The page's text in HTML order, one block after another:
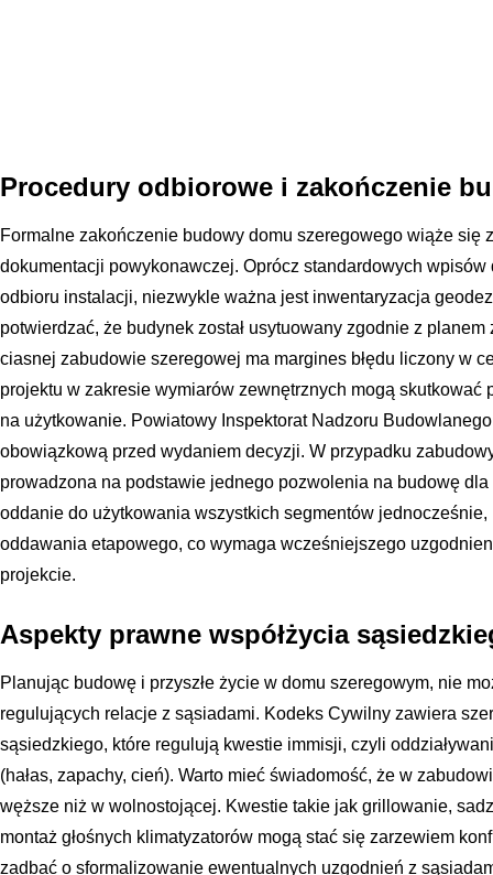
Procedury odbiorowe i zakończenie
Formalne zakończenie budowy domu szeregowego wiąże się
dokumentacji powykonawczej. Oprócz standardowych wpisów
odbioru instalacji, niezwykle ważna jest inwentaryzacja
potwierdzać, że budynek został usytuowany zgodnie z
ciasnej zabudowie szeregowej ma margines błędu liczony w
projektu w zakresie wymiarów zewnętrznych mogą
na użytkowanie. Powiatowy Inspektorat Nadzoru
obowiązkową przed wydaniem decyzji. W przypadku
prowadzona na podstawie jednego pozwolenia na budowę dla
oddanie do użytkowania wszystkich segmentów
oddawania etapowego, co wymaga wcześniejszego
projekcie.
Aspekty prawne współżycia
Planując budowę i przyszłe życie w domu szeregowym, nie
regulujących relacje z sąsiadami. Kodeks Cywilny zawiera
sąsiedzkiego, które regulują kwestie immisji, czyli
(hałas, zapachy, cień). Warto mieć świadomość, że w
węższe niż w wolnostojącej. Kwestie takie jak grillowanie,
montaż głośnych klimatyzatorów mogą stać się zarzewiem
zadbać o sformalizowanie ewentualnych uzgodnień z